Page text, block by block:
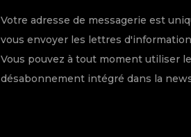
Votre adresse de messagerie est
vous envoyer les lettres
Vous pouvez à tout moment utiliser
désabonnement intégré dans la